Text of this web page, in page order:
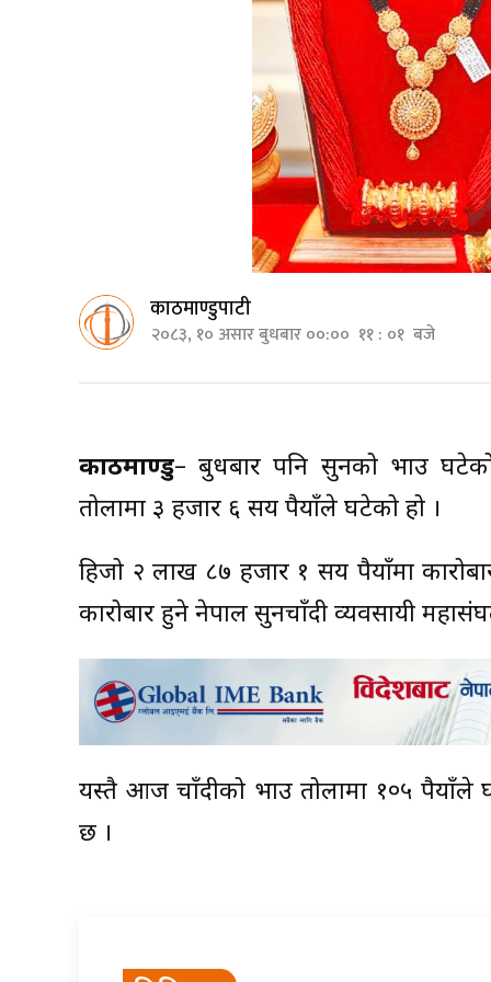
काठमाण्डुपाटी
२०८३, १० असार बुधबार ००:०० ११ : ०१ बजे
काठमाण्डु– बुधबार पनि सुनको भाउ
तोलामा ३ हजार ६ सय रुपैयाँले घटेको हो ।
हिजो २ लाख ८७ हजार १ सय रुपैयाँमा
कारोबार हुने नेपाल सुनचाँदी व्यवसायी
यस्तै आज चाँदीको भाउ तोलामा १०५ रुपैयाँले
छ ।